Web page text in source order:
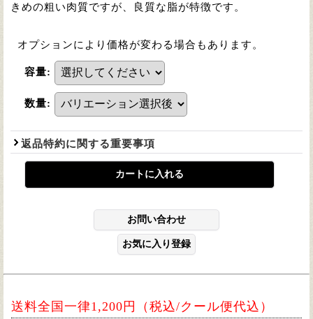
きめの粗い肉質ですが、良質な脂が特徴です。
オプションにより価格が変わる場合もあります。
容量:
数量:
返品特約に関する重要事項
送料全国一律1,200円（税込/クール便代込）